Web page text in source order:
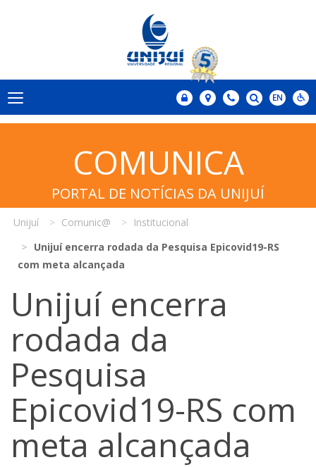
COMUNICA
PORTAL DE NOTÍCIAS DA UNIJUÍ
Unijuí Comunic@
Institucional
Unijuí encerra rodada da Pesquisa Epicovid19-RS
com meta alcançada
Unijuí encerra
rodada da
Pesquisa
Epicovid19-RS com
meta alcançada